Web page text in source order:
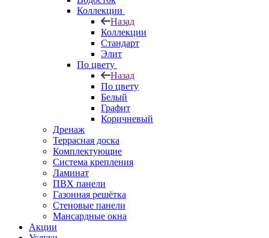
Коллекции
Назад
Коллекции
Стандарт
Элит
По цвету
Назад
По цвету
Белый
Графит
Коричневый
Дренаж
Террасная доска
Комплектующие
Система крепления
Ламинат
ПВХ панели
Газонная решётка
Стеновые панели
Мансардные окна
Акции